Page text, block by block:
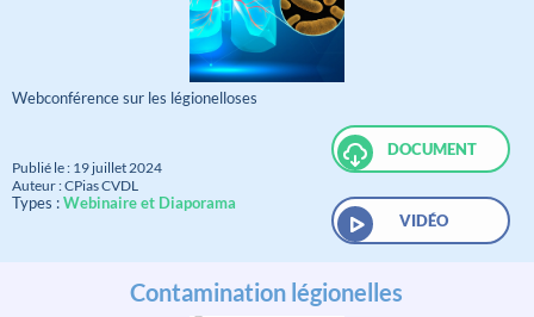
Webconférence sur les légionelloses
Publié le : 19 juillet 2024
Auteur : CPias CVDL
Types :Webinaire et Diaporama
DOCUMENT
VIDÉO
Contamination légionelles